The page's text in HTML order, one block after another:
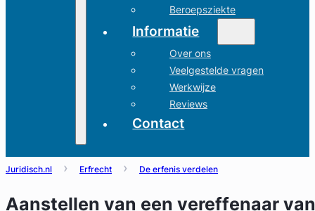
Beroepsziekte
Informatie
Over ons
Veelgestelde vragen
Werkwijze
Reviews
Contact
Juridisch.nl Erfrecht De erfenis verdelen
Aanstellen van een vereffenaar